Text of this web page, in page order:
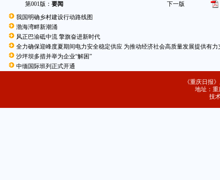
第001版：要闻
下一版
我国明确乡村建设行动路线图
渤海湾畔新潮涌
风正巴渝砥中流 擎旗奋进新时代
全力确保迎峰度夏期间电力安全稳定供应 为推动经济社会高质量发展提供有力
沙坪坝多措并举为企业“解困”
中缅国际班列正式开通
《重庆日报
地址：重
技